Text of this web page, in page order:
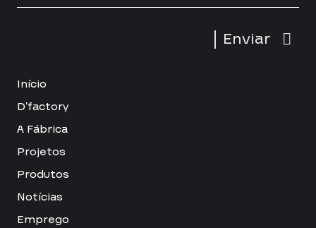
Enviar
Início
D’factory
A Fábrica
Projetos
Produtos
Notícias
Emprego